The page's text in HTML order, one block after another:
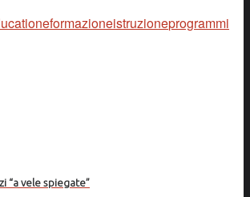
formazioneistruzioneprogrammi
“a vele spiegate”